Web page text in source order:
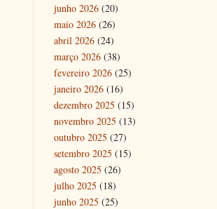
junho 2026 (20)
maio 2026 (26)
abril 2026 (24)
março 2026 (38)
fevereiro 2026 (25)
janeiro 2026 (16)
dezembro 2025 (15)
novembro 2025 (13)
outubro 2025 (27)
setembro 2025 (15)
agosto 2025 (26)
julho 2025 (18)
junho 2025 (25)